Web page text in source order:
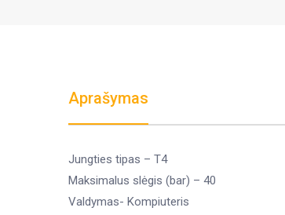
Aprašymas
Jungties tipas – T4
Maksimalus slėgis (bar) – 40
Valdymas- Kompiuteris